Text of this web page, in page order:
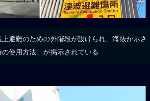
避難のための外階段が設けられ、海抜が示さ
使用方法」が掲示されている